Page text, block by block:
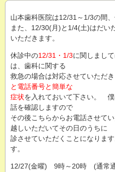
山本歯科医院は12/31～1/3の間
また、12/30(月)と1/4(土)はだい
いただきます。
休診中の12/31・1/3に関しまし
は、歯科に関する
救急の場合は対応させていただき
と電話番号と簡単な
症状を入れておいて下さい。
話を確認しますので
その後こちらからお電話させて
越しいただいてその日のうちに
診させていただくことになりま
す。
12/27(金曜) 9時～20時 (通常